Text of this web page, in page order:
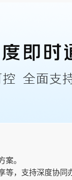
案。
等，支持深度协同